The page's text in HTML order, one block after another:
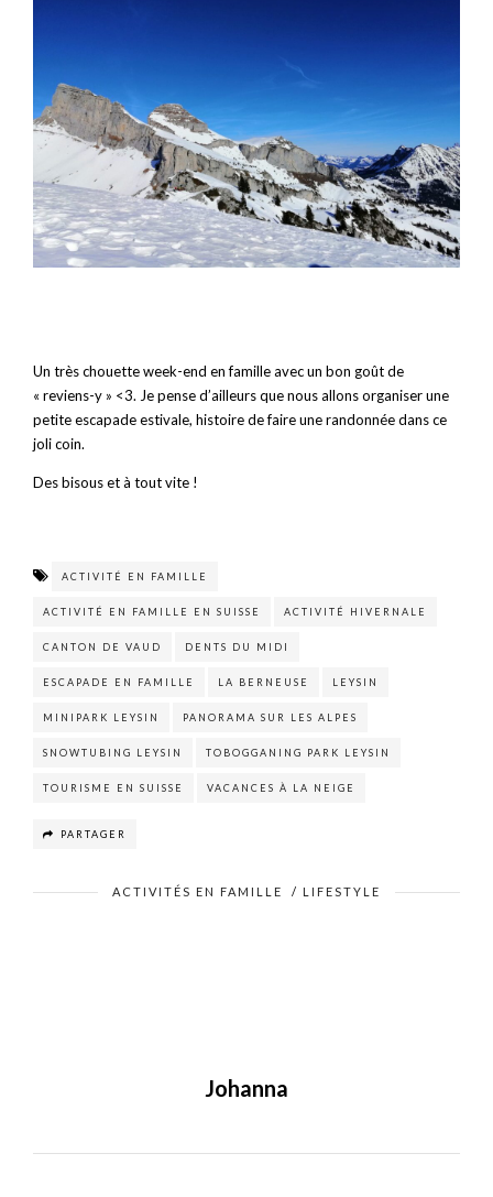
Un très chouette week-end en famille avec un bon goût de
« reviens-y » <3. Je pense d’ailleurs que nous allons organiser une
petite escapade estivale, histoire de faire une randonnée dans ce
joli coin.
Des bisous et à tout vite !
ACTIVITÉ EN FAMILLE
ACTIVITÉ EN FAMILLE EN SUISSE ACTIVITÉ HIVERNALE
CANTON DE VAUD DENTS DU MIDI
ESCAPADE EN FAMILLE LA BERNEUSE LEYSIN
MINIPARK LEYSIN PANORAMA SUR LES ALPES
SNOWTUBING LEYSIN TOBOGGANING PARK LEYSIN
TOURISME EN SUISSE VACANCES À LA NEIGE
PARTAGER
ACTIVITÉS EN FAMILLE / LIFESTYLE
Johanna